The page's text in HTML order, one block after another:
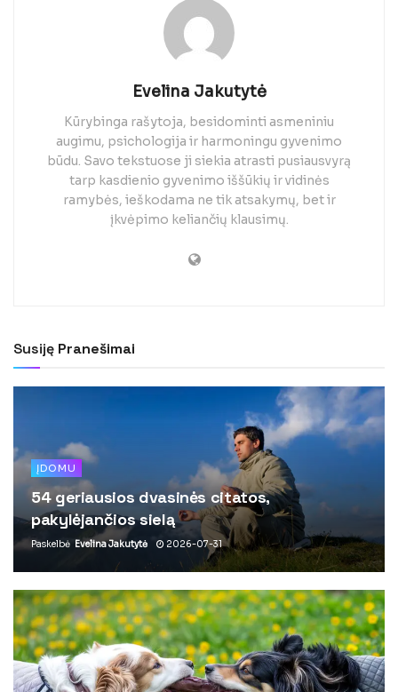
Evelina Jakutytė
Kūrybinga rašytoja, besidominti asmeniniu
augimu, psichologija ir harmoningu gyvenimo
būdu. Savo tekstuose ji siekia atrasti pusiausvyrą
tarp kasdienio gyvenimo iššūkių ir vidinės
ramybės, ieškodama ne tik atsakymų, bet ir
įkvėpimo keliančių klausimų.
Susiję Pranešimai
ĮDOMU
54 geriausios dvasinės citatos,
pakylėjančios sielą
Paskelbė Evelina Jakutytė 2026-07-31